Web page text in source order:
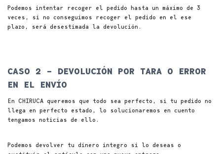
Podemos intentar recoger el pedido hasta un máximo de 3
veces, si no conseguimos recoger el pedido en el ese
plazo, será desestimada la devolución.
CASO 2 – DEVOLUCIÓN POR TARA O ERROR
EN EL ENVÍO
En CHIRUCA queremos que todo sea perfecto, si tu pedido no
llega en perfecto estado, lo solucionaremos en cuento
tengamos noticias de ello.
Podemos devolver tu dinero integro si lo deseas o